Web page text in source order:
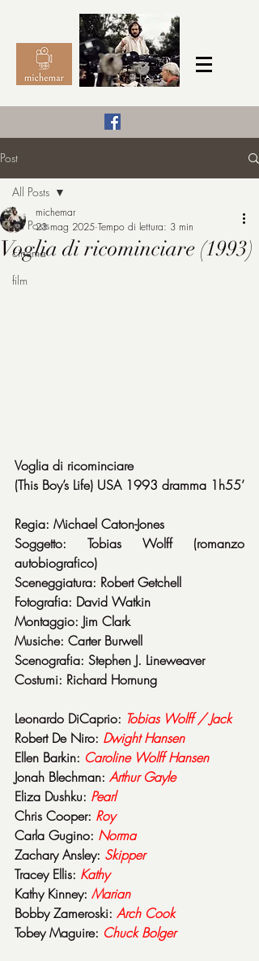
michemar
Post
All Posts
cinema
film
All Posts
Voglia di ricominciare (1993)
michemar
23 mag 2025 Tempo di lettura: 3 min
Voglia di ricominciare
(This Boy’s Life) USA 1993 dramma 1h55’
Regia: Michael Caton-Jones
Soggetto: Tobias Wolff (romanzo
autobiografico)
Sceneggiatura: Robert Getchell
Fotografia: David Watkin
Montaggio: Jim Clark
Musiche: Carter Burwell
Scenografia: Stephen J. Lineweaver
Costumi: Richard Hornung
Leonardo DiCaprio: Tobias Wolff / Jack
Robert De Niro: Dwight Hansen
Ellen Barkin: Caroline Wolff Hansen
Jonah Blechman: Arthur Gayle
Eliza Dushku: Pearl
Chris Cooper: Roy
Carla Gugino: Norma
Zachary Ansley: Skipper
Tracey Ellis: Kathy
Kathy Kinney: Marian
Bobby Zameroski: Arch Cook
Tobey Maguire: Chuck Bolger